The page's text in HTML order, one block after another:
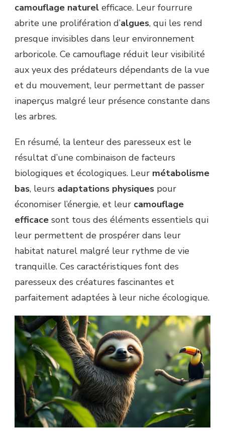
camouflage naturel efficace. Leur fourrure
abrite une prolifération d’algues, qui les rend
presque invisibles dans leur environnement
arboricole. Ce camouflage réduit leur visibilité
aux yeux des prédateurs dépendants de la vue
et du mouvement, leur permettant de passer
inaperçus malgré leur présence constante dans
les arbres.
En résumé, la lenteur des paresseux est le
résultat d’une combinaison de facteurs
biologiques et écologiques. Leur métabolisme
bas, leurs adaptations physiques pour
économiser l’énergie, et leur camouflage
efficace sont tous des éléments essentiels qui
leur permettent de prospérer dans leur
habitat naturel malgré leur rythme de vie
tranquille. Ces caractéristiques font des
paresseux des créatures fascinantes et
parfaitement adaptées à leur niche écologique.